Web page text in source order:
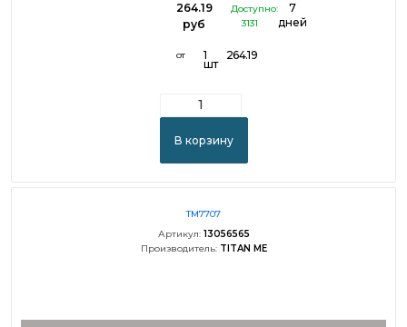
264.19
руб
Доступно:
3131
7
дней
от 1
шт
264.19
В корзину
TM7707
Артикул: 13056565
Производитель: TITAN ME